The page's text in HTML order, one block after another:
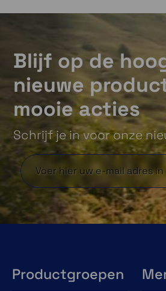
zonnepaneel — zorgen
stroom beschikt. Maar de
verder: dankzij Bluetooth-
dienen als draagbare luidspreker,
entertainment kunt genieten.
temperatuursensor en het
(visueel en akoestisch)
complete, betrouwbare en altijd-
Blijf op de
nieuwe
mooie acties
Schrijf je in voor onze
Productgroepen